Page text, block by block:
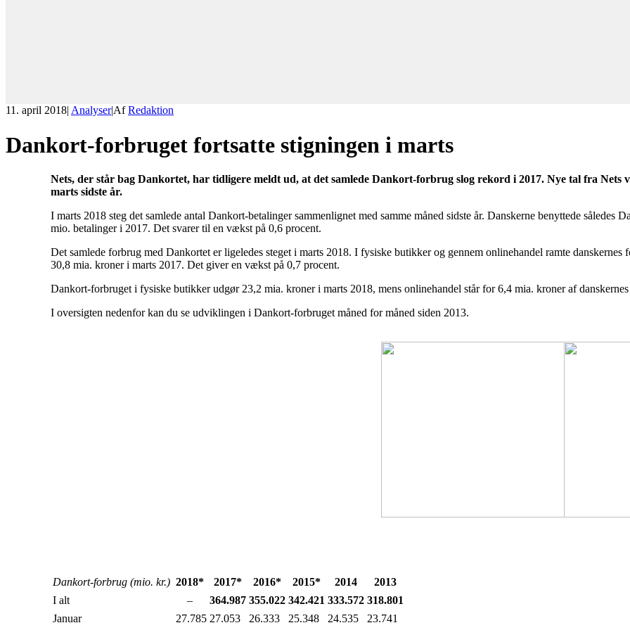
11. april 2018| Analyser|AfRedaktion
Dankort-forbruget fortsatte stigningen i marts
Nets, der står bag Dankortet, har tidligere meldt ud, at det samlede Dankort-forbrug slog rekord i 2017. Nye tal fra Nets
marts sidste år.
I marts 2018 steg det samlede antal Dankort-betalinger sammenlignet med samme måned sidste år. Danskerne benyttede således
mio. betalinger i 2017. Det svarer til en vækst på 0,6 procent.
Det samlede forbrug med Dankortet er ligeledes steget i marts 2018. I fysiske butikker og gennem onlinehandel ramte
30,8 mia. kroner i marts 2017. Det giver en vækst på 0,7 procent.
Dankort-forbruget i fysiske butikker udgør 23,2 mia. kroner i marts 2018, mens onlinehandel står for 6,4 mia. kroner af
I oversigten nedenfor kan du se udviklingen i Dankort-forbruget måned for måned siden 2013.
Dankort-forbrug (mio. kr.) 2018* 2017* 2016* 2015* 2014
2013
I alt
– 364.987 355.022​ 342.421 333.572 318.801
Januar
27.785 27.053 26.333 25.348 24.535
23.741